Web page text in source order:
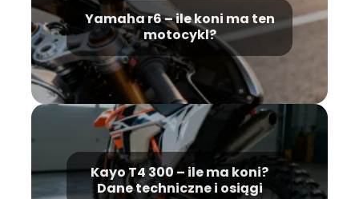
Yamaha r6 – ile koni ma ten
motocykl?
Kayo T4 300 – ile ma koni?
Dane techniczne i osiągi